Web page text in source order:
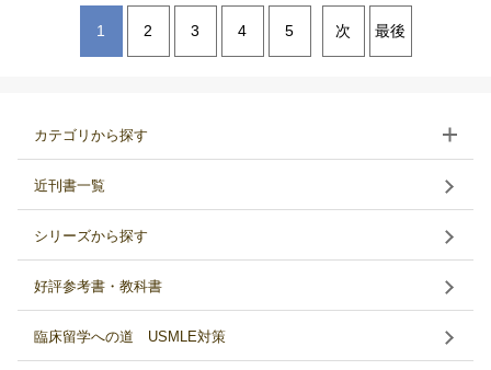
1 2 3 4 5 次 最後
カテゴリから探す
近刊書一覧
シリーズから探す
好評参考書・教科書
臨床留学への道 USMLE対策